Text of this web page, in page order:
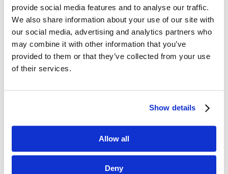
provide social media features and to analyse our traffic.
We also share information about your use of our site with
our social media, advertising and analytics partners who
may combine it with other information that you’ve
provided to them or that they’ve collected from your use
of their services.
Show details
Allow all
Deny
Dane kontaktowe

ul. Organizacji WiN 83/7
91-811 Łódź
 601 098 038